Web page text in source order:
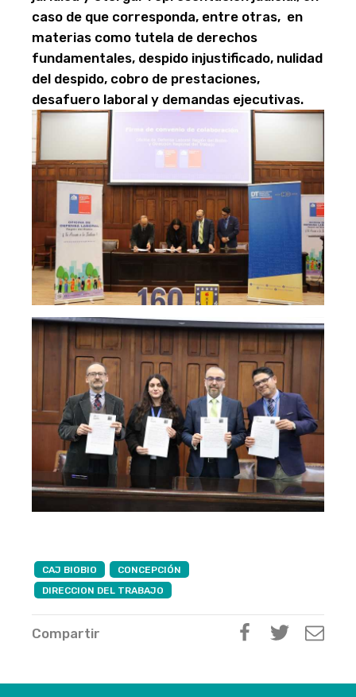
caso de que corresponda, entre otras, en
materias como tutela de derechos
fundamentales, despido injustificado, nulidad
del despido, cobro de prestaciones,
desafuero laboral y demandas ejecutivas.
CAJ BIOBIO
CONCEPCIÓN
DIRECCION DEL TRABAJO
Compartir